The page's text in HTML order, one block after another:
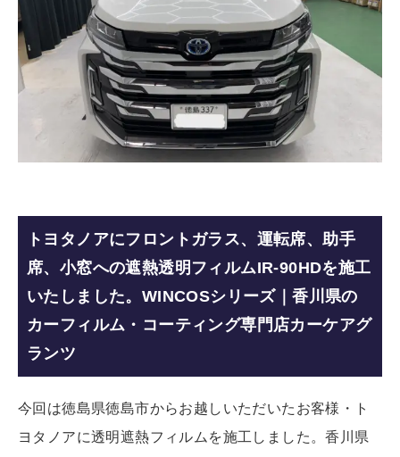
トヨタノアにフロントガラス、運転席、助手
席、小窓への遮熱透明フィルムIR-90HDを施工
いたしました。WINCOSシリーズ｜香川県の
カーフィルム・コーティング専門店カーケアグ
ランツ
今回は徳島県徳島市からお越しいただいたお客様・ト
ヨタノアに透明遮熱フィルムを施工しました。香川県